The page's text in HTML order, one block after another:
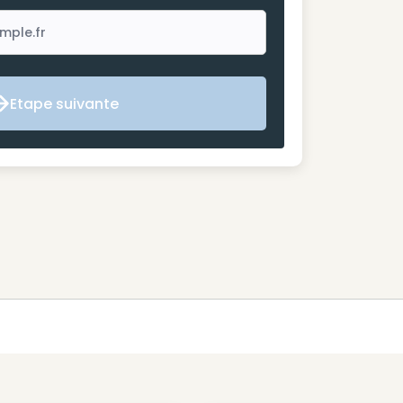
Etape suivante
Etape suivante